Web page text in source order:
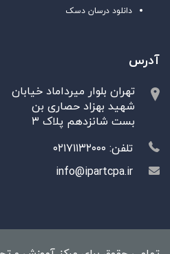
دانلود درسان دسک
آدرس
تهران بلوار میرداماد خیابان
شهید بهزاد حصاری بن
بست شانزدهم پلاک ۳
تلفن: ۰۲۱۷۱۱۳۲۰۰۰
info@ipartcpa.ir